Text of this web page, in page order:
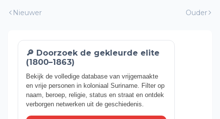
Nieuwer Ouder
🔎 Doorzoek de gekleurde elite
(1800–1863)
Bekijk de volledige database van vrijgemaakte
en vrije personen in koloniaal Suriname. Filter op
naam, beroep, religie, status en straat en ontdek
verborgen netwerken uit de geschiedenis.